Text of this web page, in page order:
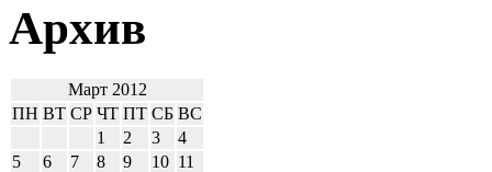
Архив
Март 2012
ПН ВТ СР ЧТ ПТ СБ ВС
1
2 3
4
5
6 7 8 9 10 11